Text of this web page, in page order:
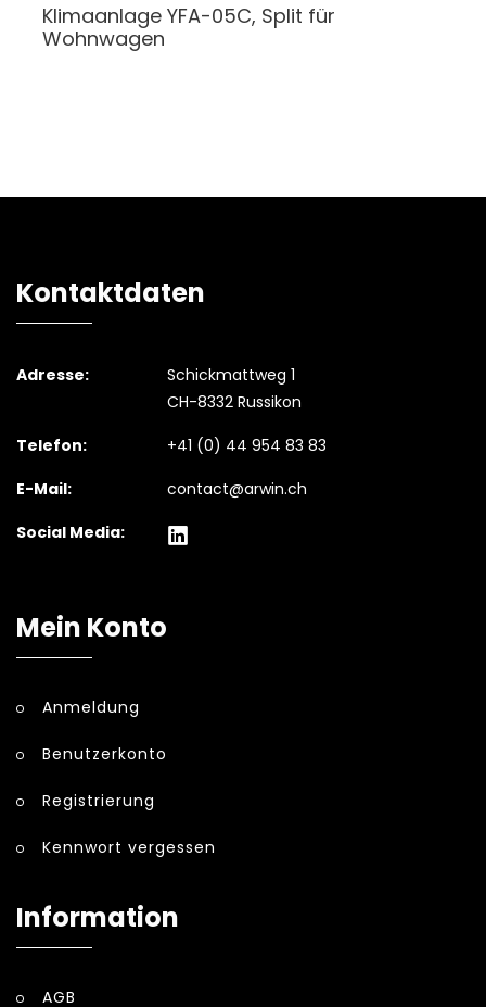
Klimaanlage YFA-05C, Split für
Wohnwagen
Kontaktdaten
Adresse:
Schickmattweg 1
CH-8332 Russikon
Telefon:
+41 (0) 44 954 83 83
E-Mail:
contact@arwin.ch
Social Media:
Mein Konto
Anmeldung
Benutzerkonto
Registrierung
Kennwort vergessen
Information
AGB